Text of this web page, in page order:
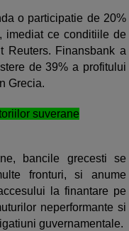
o participatie de 20%
imediat ce conditiile de
Reuters. Finansbank a
de 39% a profitului
Grecia.
suverane
bancile grecesti se
fronturi, si anume
la finantare pe
neperformante si
guvernamentale.